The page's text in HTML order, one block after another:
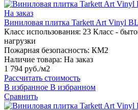
На заказ
Виниловая плитка Tarkett Art Vinyl
Класс использования: 23 Класс -
нагрузки
Пожарная безопасность: КМ2
Наличие товара: На заказ
1 794 руб./м2
Рассчитать стоимость
В избранное В избранном
Сравнить